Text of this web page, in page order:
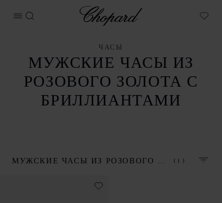
ОТКРЫТЬ МЕНЮ
ПОИСК
Chopard
My
ЧАСЫ
МУЖСКИЕ ЧАСЫ ИЗ
РОЗОВОГО ЗОЛОТА С
БРИЛЛИАНТАМИ
МУЖСКИЕ ЧАСЫ ИЗ РОЗОВОГО ЗОЛОТА С БРИЛЛИАНТАМИ (1)